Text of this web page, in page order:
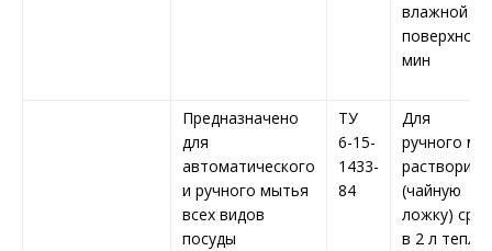
влажной
мин
Предназначено
для
автоматического
и ручного мытья
всех видов
посуды
ТУ
6-15-
1433-
84
Для
ручного
(чайную
ложку)
в 2 л